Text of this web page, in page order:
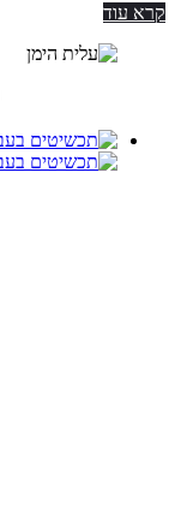
קרא עוד